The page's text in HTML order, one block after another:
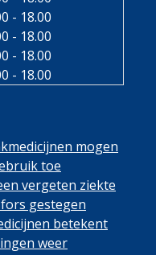
- 18.00
- 18.00
- 18.00
- 18.00
mogen
toe
vergeten ziekte
gestegen
betekent
weer